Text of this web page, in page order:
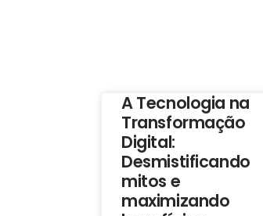
A Tecnologia na
Transformação
Digital:
Desmistificando
mitos e
maximizando